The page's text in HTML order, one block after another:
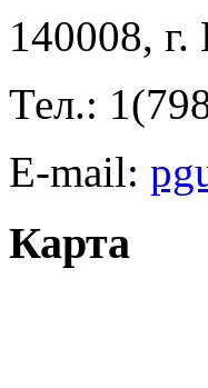
140008,
Тел.:
E-mail:
Карта